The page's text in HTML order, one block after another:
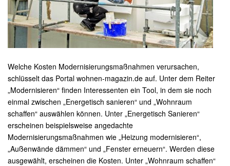
Welche Kosten Modernisierungsmaßnahmen verursachen,
schlüsselt das Portal wohnen-magazin.de auf. Unter dem Reiter
„Modernisieren“ finden Interessenten ein Tool, in dem sie noch
einmal zwischen „Energetisch sanieren“ und „Wohnraum
schaffen“ auswählen können. Unter „Energetisch Sanieren“
erscheinen beispielsweise angedachte
Modernisierungsmaßnahmen wie „Heizung modernisieren“,
„Außenwände dämmen“ und „Fenster erneuern“. Werden diese
ausgewählt, erscheinen die Kosten. Unter „Wohnraum schaffen“